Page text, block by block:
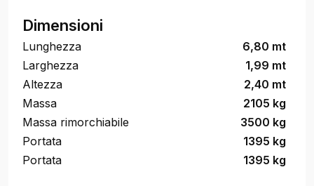
Dimensioni
Lunghezza
6,80 mt
Larghezza
1,99 mt
Altezza
2,40 mt
Massa
2105 kg
Massa rimorchiabile
3500 kg
Portata
1395 kg
Portata
1395 kg